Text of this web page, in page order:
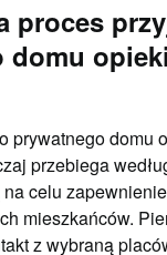
proces
domu
prywatnego domu
przebiega
na celu
mieszkańców.
z wybraną